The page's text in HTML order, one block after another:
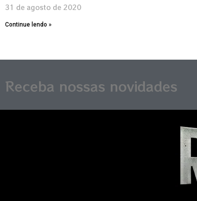
31 de agosto de 2020
Continue lendo »
Receba nossas novidades